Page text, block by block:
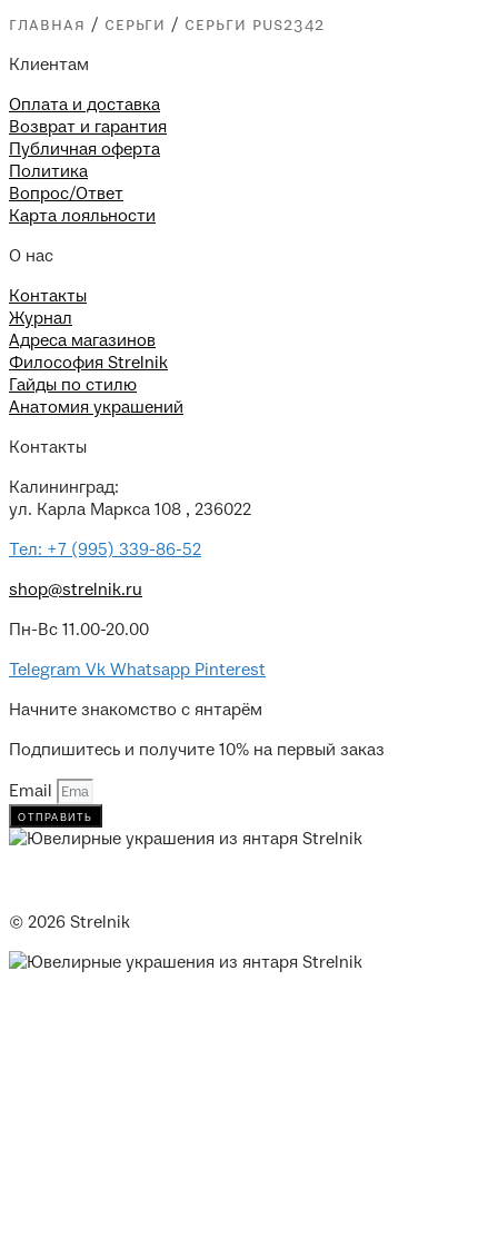
главная / серьги / серьги pus2342
Клиентам
Оплата и доставка
Возврат и гарантия
Публичная оферта
Политика
Вопрос/Ответ
Карта лояльности
О нас
Контакты
Журнал
Адреса магазинов
Философия Strelnik
Гайды по стилю
Анатомия украшений
Контакты
Калининград:
ул. Карла Маркса 108 , 236022
Тел: +7 (995) 339-86-52
shop@strelnik.ru
Пн-Вс 11.00-20.00
Telegram Vk Whatsapp Pinterest
Начните знакомство с янтарём
Подпишитесь и получите 10% на первый заказ
Email
отправить
© 2026 Strelnik